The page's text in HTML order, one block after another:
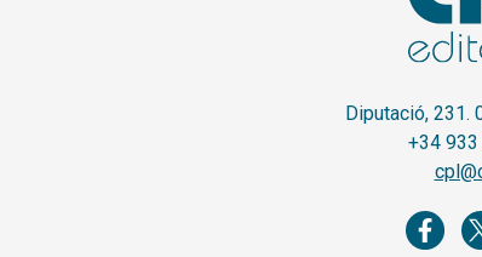
Diputació, 231.
+34